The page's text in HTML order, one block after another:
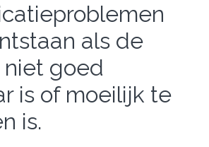
als de
goed
is of moeilijk te
is.